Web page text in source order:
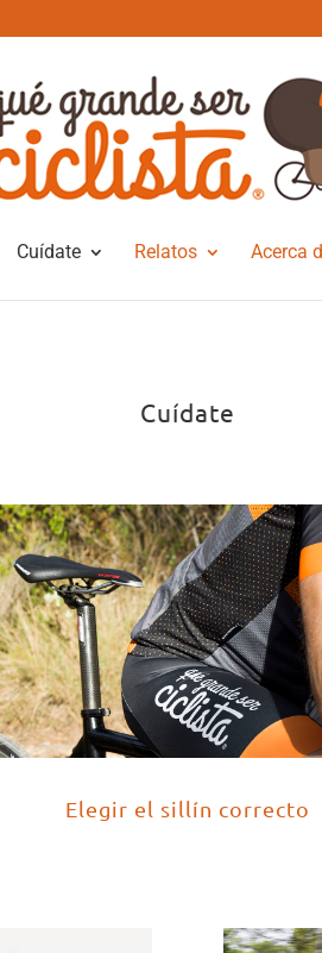
Cuídate Relatos Acerca
Cuídate
Elegir el sillín correcto